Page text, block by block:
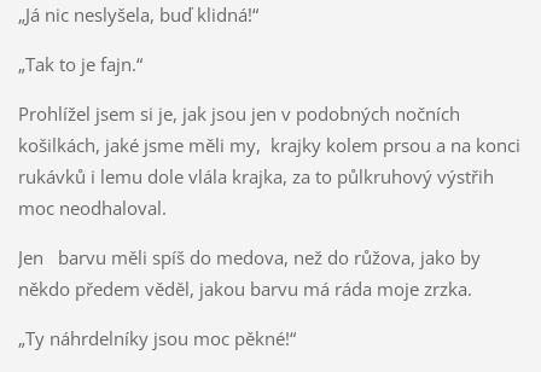
„Já nic neslyšela, buď klidná!“
„Tak to je fajn.“
Prohlížel jsem si je, jak jsou jen v podobných nočních
košilkách, jaké jsme měli my, krajky kolem prsou a na konci
rukávků i lemu dole vlála krajka, za to půlkruhový výstřih
moc neodhaloval.
Jen barvu měli spíš do medova, než do růžova, jako by
někdo předem věděl, jakou barvu má ráda moje zrzka.
„Ty náhrdelníky jsou moc pěkné!“